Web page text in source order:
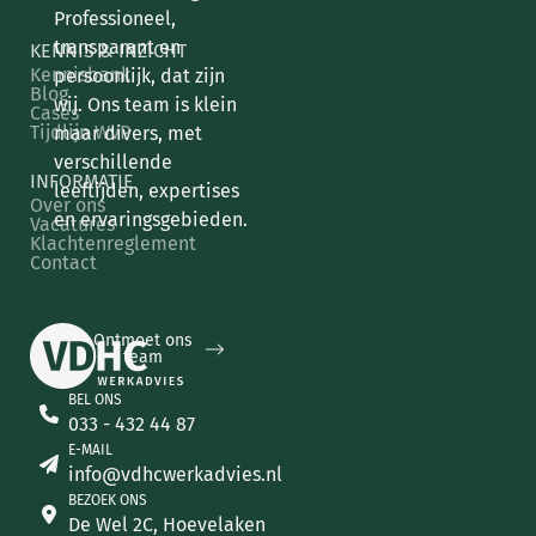
Professioneel,
transparant en
persoonlijk, dat zijn
wij. Ons team is klein
maar divers, met
verschillende
leeftijden, expertises
en ervaringsgebieden.
Ontmoet ons
team
KENNIS & INZICHT
Kennisbank
Blog
Cases
Tijdlijn WvP
INFORMATIE
Over ons
Vacatures
Klachtenreglement
Contact
BEL ONS
033 - 432 44 87
E-MAIL
info@vdhcwerkadvies.nl
BEZOEK ONS
De Wel 2C, Hoevelaken